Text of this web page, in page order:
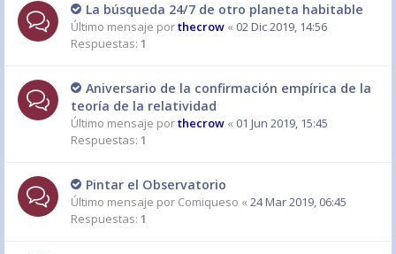
La búsqueda 24/7 de otro planeta habitable
Último mensaje porthecrow « 02 Dic 2019, 14:56
Respuestas: 1
Aniversario de la confirmación empírica de la
teoría de la relatividad
Último mensaje porthecrow « 01 Jun 2019, 15:45
Respuestas: 1
Pintar el Observatorio
Último mensaje por Comiqueso « 24 Mar 2019, 06:45
Respuestas: 1